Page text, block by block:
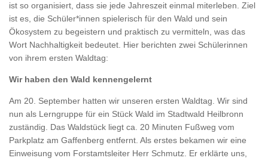
ist so organisiert, dass sie jede Jahreszeit einmal miterleben. Ziel
ist es, die Schüler*innen spielerisch für den Wald und sein
Ökosystem zu begeistern und praktisch zu vermitteln, was das
Wort Nachhaltigkeit bedeutet. Hier berichten zwei Schülerinnen
von ihrem ersten Waldtag:
Wir haben den Wald kennengelernt
Am 20. September hatten wir unseren ersten Waldtag. Wir sind
nun als Lerngruppe für ein Stück Wald im Stadtwald Heilbronn
zuständig. Das Waldstück liegt ca. 20 Minuten Fußweg vom
Parkplatz am Gaffenberg entfernt. Als erstes bekamen wir eine
Einweisung vom Forstamtsleiter Herr Schmutz. Er erklärte uns,